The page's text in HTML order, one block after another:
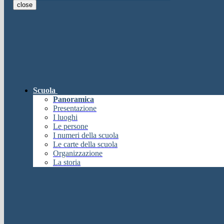
Chiudi
Informazione
Attendere...
Attendere il completamento dell'operazione...
close
Scuola
Panoramica
Presentazione
I luoghi
Le persone
I numeri della scuola
Le carte della scuola
Organizzazione
La storia